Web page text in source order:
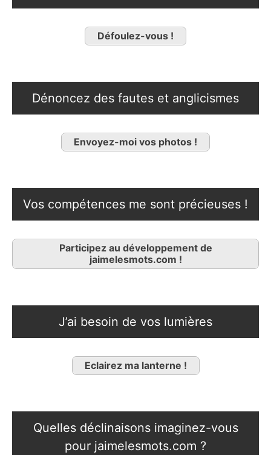
Défoulez-vous !
Dénoncez des fautes et anglicismes
Envoyez-moi vos photos !
Vos compétences me sont précieuses !
Participez au développement de
jaimelesmots.com !
J’ai besoin de vos lumières
Eclairez ma lanterne !
Quelles déclinaisons imaginez-vous
pour jaimelesmots.com ?